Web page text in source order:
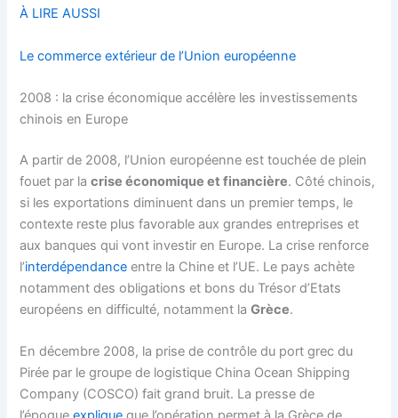
À LIRE AUSSI
Le commerce extérieur de l’Union européenne
2008 : la crise économique accélère les investissements
chinois en Europe
A partir de 2008, l’Union européenne est touchée de plein
fouet par lacrise économique et financière. Côté chinois,
si les exportations diminuent dans un premier temps, le
contexte reste plus favorable aux grandes entreprises et
aux banques qui vont investir en Europe. La crise renforce
l’interdépendance entre la Chine et l’UE. Le pays achète
notamment des obligations et bons du Trésor d’Etats
européens en difficulté, notamment laGrèce.
En décembre 2008, la prise de contrôle du port grec du
Pirée par le groupe de logistique China Ocean Shipping
Company (COSCO) fait grand bruit. La presse de